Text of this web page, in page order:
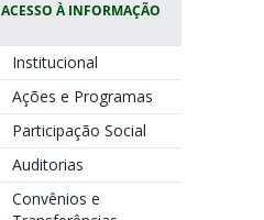
ACESSO À INFORMAÇÃO
Institucional
Ações e Programas
Participação Social
Auditorias
Convênios e